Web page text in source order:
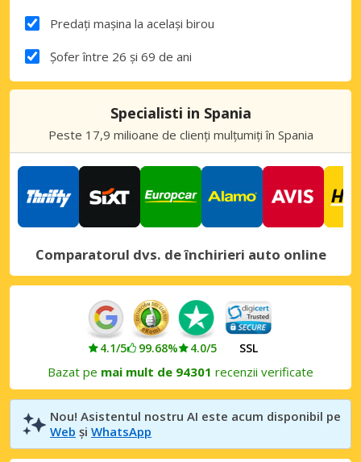
Predați mașina la același birou
Șofer între 26 și 69 de ani
Specialisti in Spania
Peste 17,9 milioane de clienți mulțumiți în Spania
Comparatorul dvs. de închirieri auto online
4.1/5 99.68% 4.0/5 SSL
Bazat pe mai mult de 94301 recenzii verificate
Nou! Asistentul nostru AI este acum disponibil pe
Web și WhatsApp